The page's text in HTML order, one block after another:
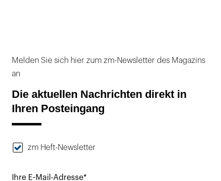
Melden Sie sich hier zum zm-Newsletter des Magazins
an
Die aktuellen Nachrichten direkt in
Ihren Posteingang
zm Heft-Newsletter
Ihre E-Mail-Adresse*